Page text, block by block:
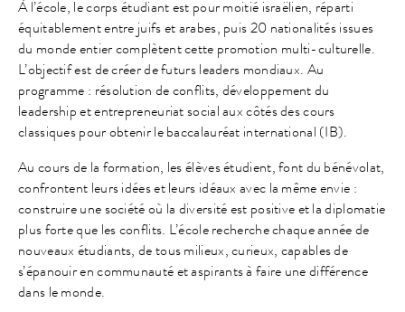
À l’école, le corps étudiant est pour moitié israëlien, réparti
équitablement entre juifs et arabes, puis 20 nationalités issues
du monde entier complètent cette promotion multi-culturelle.
L’objectif est de créer de futurs leaders mondiaux. Au
programme : résolution de conflits, développement du
leadership et entrepreneuriat social aux côtés des cours
classiques pour obtenir le baccalauréat international (IB).
Au cours de la formation, les élèves étudient, font du bénévolat,
confrontent leurs idées et leurs idéaux avec la même envie :
construire une société où la diversité est positive et la diplomatie
plus forte que les conflits. L’école recherche chaque année de
nouveaux étudiants, de tous milieux, curieux, capables de
s’épanouir en communauté et aspirants à faire une différence
dans le monde.